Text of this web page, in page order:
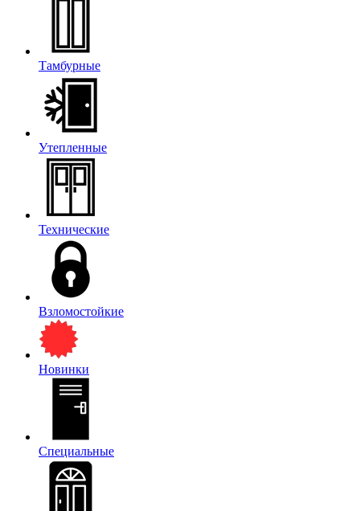
Тамбурные
Утепленные
Технические
Взломостойкие
Новинки
Специальные